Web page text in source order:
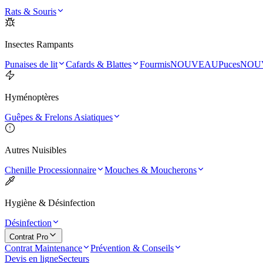
Rats & Souris
Insectes Rampants
Punaises de lit
Cafards & Blattes FourmisNOUVEAUPuces
Hyménoptères
Guêpes & Frelons Asiatiques
Autres Nuisibles
Chenille Processionnaire
Mouches & Moucherons
Hygiène & Désinfection
Désinfection
Contrat Pro
Contrat Maintenance
Prévention & Conseils
Devis en ligneSecteurs